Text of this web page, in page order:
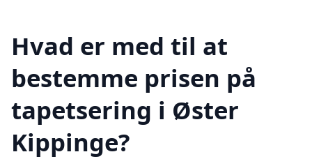
Hvad er med til at
bestemme prisen på
tapetsering i Øster
Kippinge?